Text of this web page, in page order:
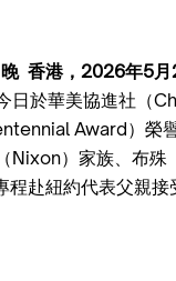
香港，2026年5月
日於華美協進社（
Award）榮
Nixon）家族、布
程赴紐約代表父親